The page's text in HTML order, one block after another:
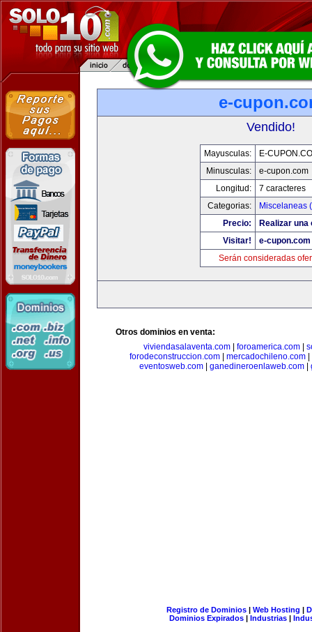
e-
Vendido!
Mayusculas:
E-
Minusculas:
e-cupon.com
Longitud:
7 caracteres
Categorias:
Miscelaneas
Precio:
Realizar una
Visitar!
e-cupon.com
Serán consideradas
Otros dominios en venta:
viviendasalaventa.com| foroamerica.com|
forodeconstruccion.com
mercadochileno.com
eventosweb.com| ganedineroenlaweb.com|
Registro de Dominios| Web Hosting |
Dominios Expirados | Industrias |